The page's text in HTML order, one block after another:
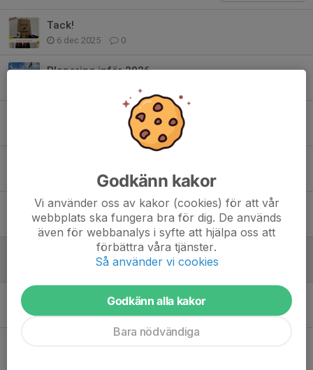
Tack!
6 dec 2025 0
Planering inför 2026
Nya träningstider
28 jul 2025 0
Integrationssammandrag
6 maj 2025 1
Lagfotografering söndag 4/5 kl 10:30
29 apr 2025 0
Inställd träning skärtorsdag
Godkänn kakor
Vi använder oss av kakor (cookies) för att vår
webbplats ska fungera bra för dig. De används
även för webbanalys i syfte att hjälpa oss att
förbättra våra tjänster.
Så använder vi cookies
Godkänn alla kakor
Bara nödvändiga